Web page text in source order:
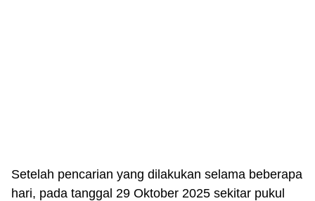
Setelah pencarian yang dilakukan selama beberapa
hari, pada tanggal 29 Oktober 2025 sekitar pukul